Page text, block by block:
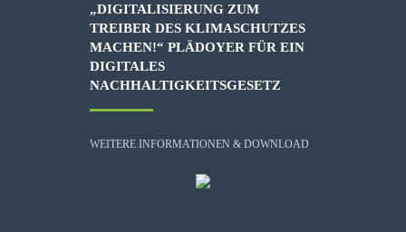
„DIGITALISIERUNG ZUM
TREIBER DES KLIMASCHUTZES
MACHEN!“ PLÄDOYER FÜR EIN
DIGITALES
NACHHALTIGKEITSGESETZ
WEITERE INFORMATIONEN & DOWNLOAD